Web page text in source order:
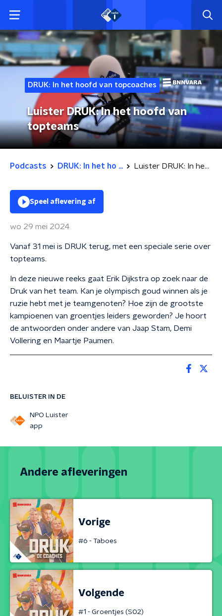
DRUK: In het hoofd van topcoaches
Luister DRUK: In het hoofd van
topteams
Podcasts DRUK: In het ho ... Luister DRUK: In het hoofd van topteams
BELUISTER IN DE
NPO Luister
app
Speel aflevering af
wo 29 mei 2024
Vanaf 31 mei is DRUK terug, met een speciale serie over
topteams.
In deze nieuwe reeks gaat Erik Dijkstra op zoek naar de
Druk van het team. Kan je olympisch goud winnen als je
ruzie hebt met je teamgenoten? Hoe zijn de grootste
kampioenen van groentjes leiders geworden? Je hoort
de antwoorden onder andere van Jaap Stam, Demi
Vollering en Maartje Paumen.
Andere afleveringen
Vorige
#6 - Taboes
Volgende
#1 - Groentjes (S02)